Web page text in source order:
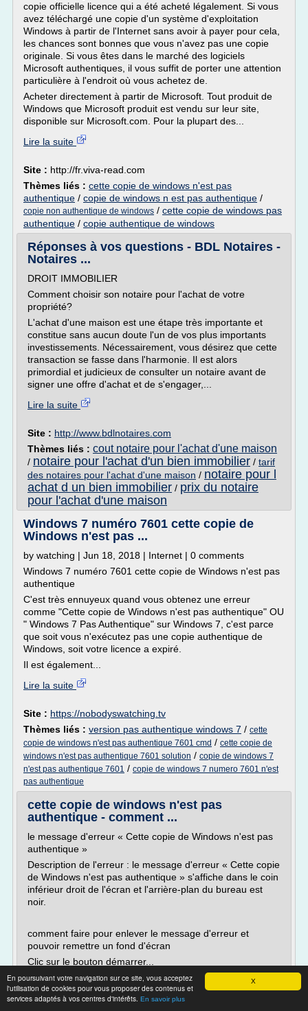
X
En poursuivant votre navigation sur ce site, vous acceptez
l'utilisation de cookies pour vous proposer des contenus et
services adaptés à vos centres d'intérêts. En savoir plus
copie officielle licence qui a été acheté légalement. Si vous
avez téléchargé une copie d'un système d'exploitation
Windows à partir de l'Internet sans avoir à payer pour cela,
les chances sont bonnes que vous n'avez pas une copie
originale. Si vous êtes dans le marché des logiciels
Microsoft authentiques, il vous suffit de porter une attention
particulière à l'endroit où vous achetez de.
Acheter directement à partir de Microsoft. Tout produit de
Windows que Microsoft produit est vendu sur leur site,
disponible sur Microsoft.com. Pour la plupart des...
Lire la suite
Site : http://fr.viva-read.com
Thèmes liés : cette copie de windows n'est pas
authentique / copie de windows n est pas authentique /
copie non authentique de windows / cette copie de windows pas
authentique / copie authentique de windows
Réponses à vos questions - BDL Notaires -
Notaires ...
DROIT IMMOBILIER
Comment choisir son notaire pour l'achat de votre
propriété?
L'achat d'une maison est une étape très importante et
constitue sans aucun doute l'un de vos plus importants
investissements. Nécessairement, vous désirez que cette
transaction se fasse dans l'harmonie. Il est alors
primordial et judicieux de consulter un notaire avant de
signer une offre d'achat et de s'engager,...
Lire la suite
Site : http://www.bdlnotaires.com
Thèmes liés : cout notaire pour l'achat d'une maison
/ notaire pour l'achat d'un bien immobilier / tarif
des notaires pour l'achat d'une maison / notaire pour l
achat d un bien immobilier / prix du notaire
pour l'achat d'une maison
Windows 7 numéro 7601 cette copie de
Windows n'est pas ...
by watching | Jun 18, 2018 | Internet | 0 comments
Windows 7 numéro 7601 cette copie de Windows n'est pas
authentique
C'est très ennuyeux quand vous obtenez une erreur
comme "Cette copie de Windows n'est pas authentique" OU
" Windows 7 Pas Authentique" sur Windows 7, c'est parce
que soit vous n'exécutez pas une copie authentique de
Windows, soit votre licence a expiré.
Il est également...
Lire la suite
Site : https://nobodyswatching.tv
Thèmes liés : version pas authentique windows 7 / cette
copie de windows n'est pas authentique 7601 cmd / cette copie de
windows n'est pas authentique 7601 solution / copie de windows 7
n'est pas authentique 7601 / copie de windows 7 numero 7601 n'est
pas authentique
cette copie de windows n'est pas
authentique - comment ...
le message d'erreur « Cette copie de Windows n'est pas
authentique »
Description de l'erreur : le message d'erreur « Cette copie
de Windows n'est pas authentique » s'affiche dans le coin
inférieur droit de l'écran et l'arrière-plan du bureau est
noir.
comment faire pour enlever le message d'erreur et
pouvoir remettre un fond d'écran
Clic sur le bouton démarrer...
Lire la suite
Date:2019-03-26 16:38:30